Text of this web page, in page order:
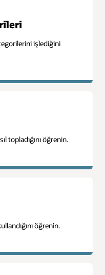
işlediğini
topladığını öğrenin.
öğrenin.